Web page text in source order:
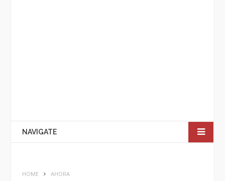
NAVIGATE
HOME AHORA